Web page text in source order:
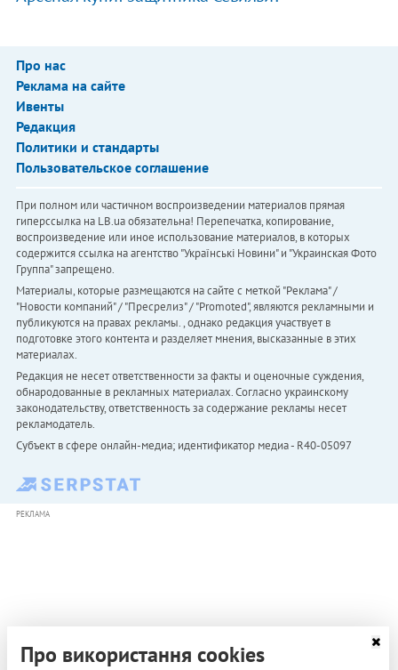
Про нас
Реклама на сайте
Ивенты
Редакция
Политики и стандарты
Пользовательское соглашение
При полном или частичном воспроизведении материалов прямая
гиперссылка на LB.ua обязательна! Перепечатка, копирование,
воспроизведение или иное использование материалов, в которых
содержится ссылка на агентство "Українськi Новини" и "Украинская Фото
Группа" запрещено.
Материалы, которые размещаются на сайте с меткой "Реклама" /
"Новости компаний" / "Пресрелиз" / "Promoted", являются рекламными и
публикуются на правах рекламы. , однако редакция участвует в
подготовке этого контента и разделяет мнения, высказанные в этих
материалах.
Редакция не несет ответственности за факты и оценочные суждения,
обнародованные в рекламных материалах. Согласно украинскому
законодательству, ответственность за содержание рекламы несет
рекламодатель.
Субъект в сфере онлайн-медиа; идентификатор медиа - R40-05097
РЕКЛАМА
Про використання cookies